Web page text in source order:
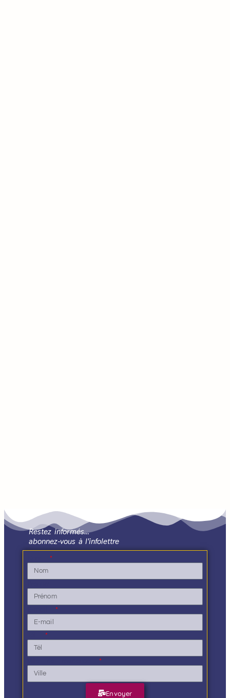
Restez informés…
abonnez-vous à l'infolettre
Envoyer